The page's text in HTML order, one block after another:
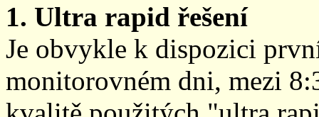
1. Ultra rapid řešení
Je obvykle k dispozici
monitorovném dni, mezi